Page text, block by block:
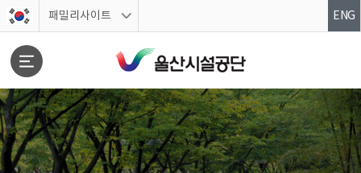
스킵네비게이션
패밀리사이트 ENG